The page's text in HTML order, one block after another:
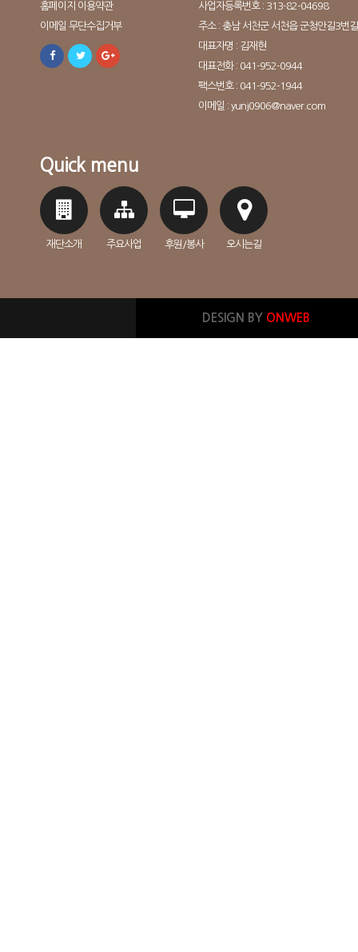
홈페이지 이용약관
이메일 무단수집거부
사업자등록번호 : 313-82-04698
주소 : 충남 서천군 서천읍 군청안길3번
대표자명 : 김재현
대표전화 : 041-952-0944
팩스번호 : 041-952-1944
이메일 : yunj0906@naver.com
Quick menu
재단소개 주요사업 후원/봉사 오시는길
DESIGN BY ONWEB